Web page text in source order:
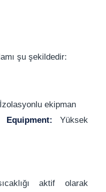
şu şekildedir:
İzolasyonlu ekipman
Yüksek
aktif olarak